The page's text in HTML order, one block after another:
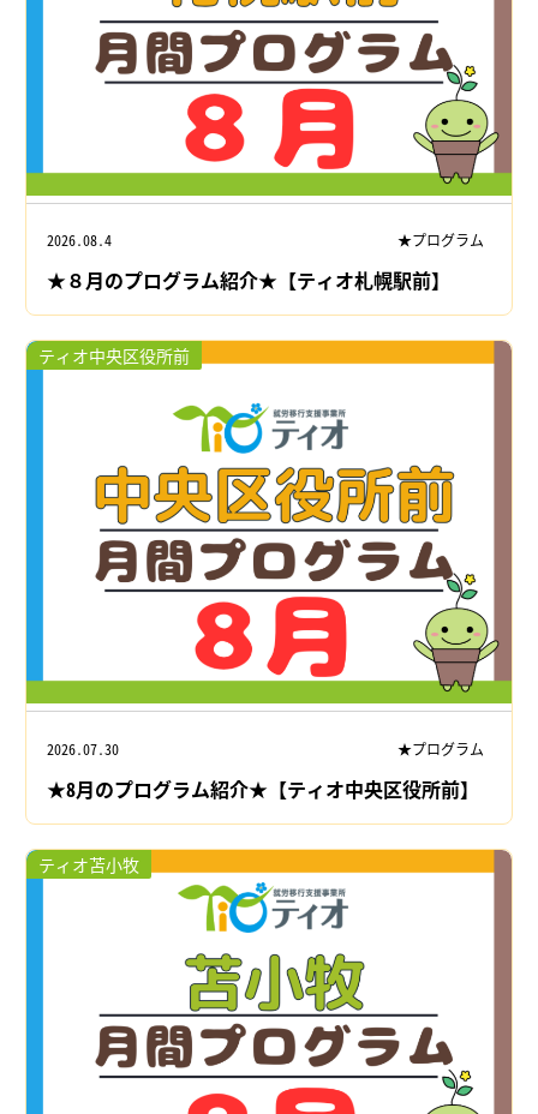
2026.08.4 ★プログラム
★８月のプログラム紹介★【ティオ札幌駅前】
ティオ中央区役所前
2026.07.30 ★プログラム
★8月のプログラム紹介★【ティオ中央区役所前】
ティオ苫小牧